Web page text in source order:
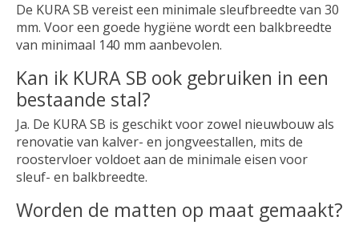
De KURA SB vereist een minimale sleufbreedte van 30
mm. Voor een goede hygiëne wordt een balkbreedte
van minimaal 140 mm aanbevolen.
Kan ik KURA SB ook gebruiken in een
bestaande stal?
Ja. De KURA SB is geschikt voor zowel nieuwbouw als
renovatie van kalver- en jongveestallen, mits de
roostervloer voldoet aan de minimale eisen voor
sleuf- en balkbreedte.
Worden de matten op maat gemaakt?